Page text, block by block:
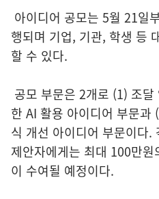
아이디어 공모는 5월 21일
행되며 기업, 기관, 학생 등
할 수 있다.
공모 부문은 2개로 (1) 조달
한 AI 활용 아이디어 부문과
식 개선 아이디어 부문이다.
제안자에게는 최대 100만
이 수여될 예정이다.